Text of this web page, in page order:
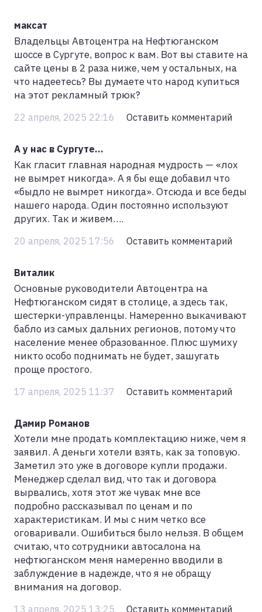
максат
Владельцы Автоцентра на Нефтюганском
шоссе в Сургуте, вопрос к вам. Вот вы ставите на
сайте цены в 2 раза ниже, чем у остальных, на
что надеетесь? Вы думаете что народ купиться
на этот рекламный трюк?
22 апреля, 2025 22:16 Оставить комментарий
А у нас в Сургуте...
Как гласит главная народная мудрость — «лох
не вымрет никогда». А я бы еще добавил что
«быдло не вымрет никогда». Отсюда и все беды
нашего народа. Один постоянно используют
других. Так и живем….
20 апреля, 2025 17:56 Оставить комментарий
Виталик
Основные руководители Автоцентра на
Нефтюганском сидят в столице, а здесь так,
шестерки-управленцы. Намеренно выкачивают
бабло из самых дальних регионов, потому что
население менее образованное. Плюс шумиху
никто особо поднимать не будет, зашугать
проще простого.
17 апреля, 2025 11:37 Оставить комментарий
Дамир Романов
Хотели мне продать комплектацию ниже, чем я
заявил. А деньги хотели взять, как за топовую.
Заметил это уже в договоре купли продажи.
Менеджер сделал вид, что так и договора
вырвались, хотя этот же чувак мне все
подробно рассказывал по ценам и по
характеристикам. И мы с ним четко все
оговаривали. Ошибиться было нельзя. В общем
считаю, что сотрудники автосалона на
нефтюганском меня намеренно вводили в
заблуждение в надежде, что я не обращу
внимания на договор.
13 апреля, 2025 13:25 Оставить комментарий